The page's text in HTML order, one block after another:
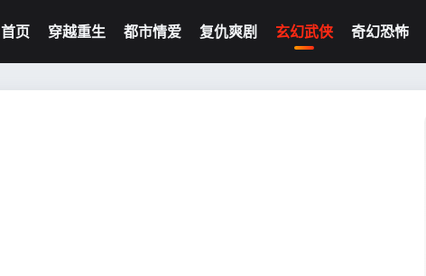
首页 穿越重生 都市情爱 复仇爽剧 玄幻武侠 奇幻恐怖
我的观影记录